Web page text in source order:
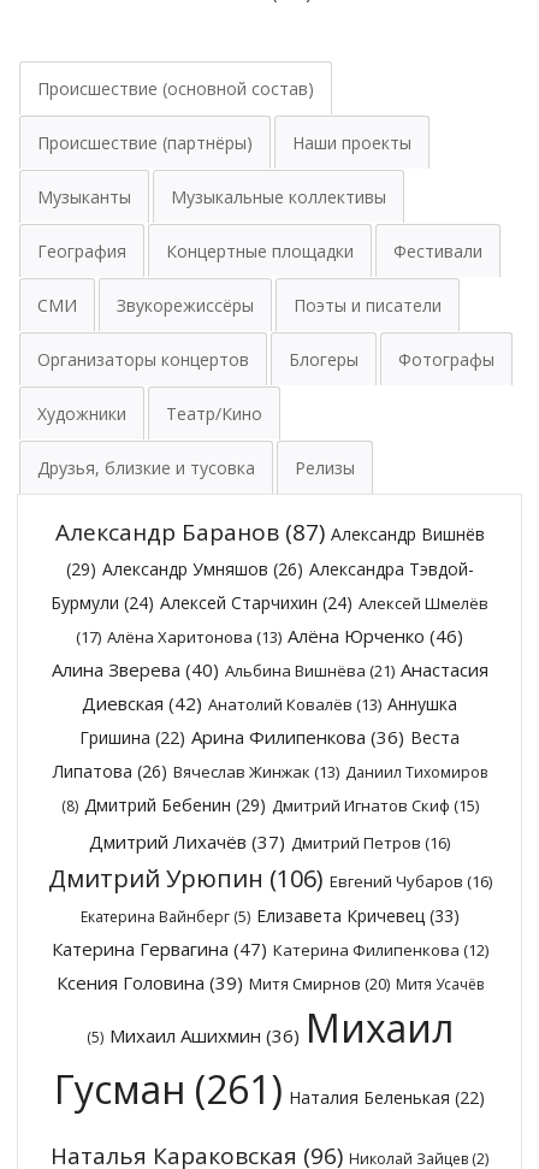
Происшествие (основной состав)
Происшествие (партнёры) Наши проекты
Музыканты Музыкальные коллективы
География Концертные площадки Фестивали
СМИ Звукорежиссёры Поэты и писатели
Организаторы концертов Блогеры Фотографы
Художники Театр/Кино
Друзья, близкие и тусовка Релизы
Александр Баранов(87) Александр Вишнёв
(29) Александр Умняшов (26) Александра Тэвдой-
Бурмули (24) Алексей Старчихин (24) Алексей Шмелёв
(17) Алёна Харитонова (13) Алёна Юрченко (46)
Алина Зверева (40) Альбина Вишнёва (21) Анастасия
Диевская (42) Анатолий Ковалёв (13) Аннушка
Гришина (22) Арина Филипенкова (36) Веста
Липатова (26) Вячеслав Жинжак (13) Даниил Тихомиров
(8) Дмитрий Бебенин (29) Дмитрий Игнатов Скиф (15)
Дмитрий Лихачёв (37) Дмитрий Петров (16)
Дмитрий Урюпин (106) Евгений Чубаров (16)
Екатерина Вайнберг(5) Елизавета Кричевец(33)
Катерина Гервагина (47) Катерина Филипенкова (12)
Ксения Головина (39) Митя Смирнов (20) Митя Усачёв
(5) Михаил Ашихмин (36) Михаил
Гусман (261) Наталия Беленькая (22)
Наталья Караковская (96) Николай Зайцев (2)